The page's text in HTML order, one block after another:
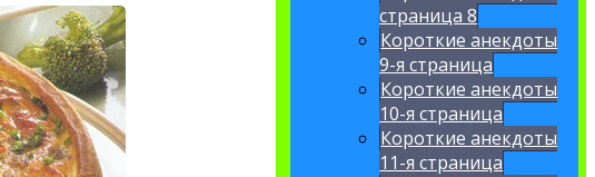
страница 8
Короткие анекдоты
9-я страница
Короткие анекдоты
10-я страница
Короткие анекдоты
11-я страница